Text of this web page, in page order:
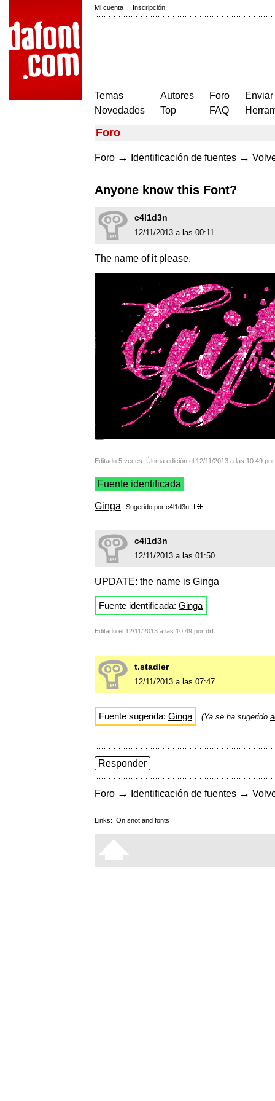
Mi cuenta | Inscripción
Temas
Novedades
Autores
Top
Foro
FAQ
Foro
Foro → Identificación de fuentes →
Anyone know this Font?
c4l1d3n
12/11/2013 a las 00:11
The name of it please.
Editado 5 veces. Última edición el 12/11/2013 a las 10:49
Fuente identificada
Ginga Sugerido por c4l1d3n
c4l1d3n
12/11/2013 a las 01:50
UPDATE: the name is Ginga
Fuente identificada: Ginga
Editado el 12/11/2013 a las 10:49 por drf
t.stadler
12/11/2013 a las 07:47
Fuente sugerida: Ginga (Ya se ha sugerido
Responder
Foro → Identificación de fuentes →
Links: On snot and fonts